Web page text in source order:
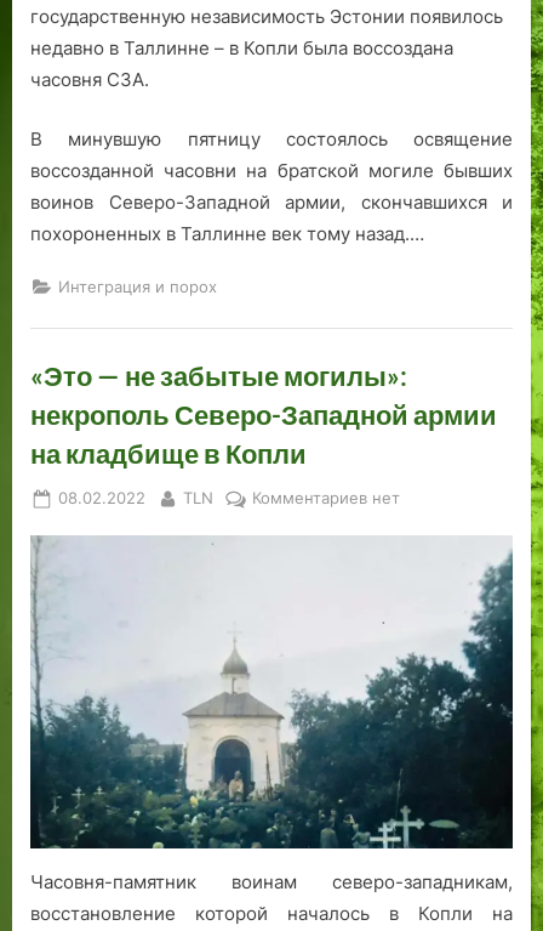
государственную независимость Эстонии появилось
недавно в Таллинне – в Копли была воссоздана
часовня СЗА.
В минувшую пятницу состоялось освящение
воссозданной часовни на братской могиле бывших
воинов Северо-Западной армии, скончавшихся и
похороненных в Таллинне век тому назад.…
Интеграция и порох
«Это — не забытые могилы»:
некрополь Северо-Западной армии
на кладбище в Копли
Posted
08.02.2022 By
TLN Комментариевк
могилы»:
некрополь
Северо-
Западной
армии
на
кладбище
в
нет
Часовня-памятник воинам северо-западникам,
восстановление которой началось в Копли на